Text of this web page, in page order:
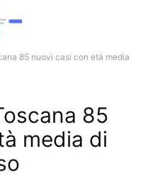
85 nuovi casi con età media
85
media di